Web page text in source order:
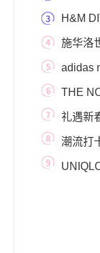
季舷外黄配
H&M
手兔八哥探
施华洛
adidas
THE
冬季礼遇新
潮流打
奇D’Lites